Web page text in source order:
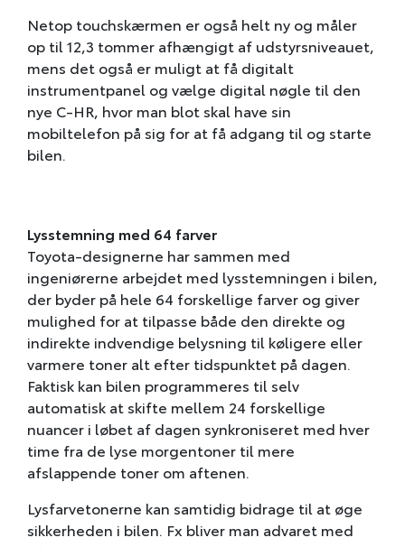
Netop touchskærmen er også helt ny og måler
op til 12,3 tommer afhængigt af udstyrsniveauet,
mens det også er muligt at få digitalt
instrumentpanel og vælge digital nøgle til den
nye C-HR, hvor man blot skal have sin
mobiltelefon på sig for at få adgang til og starte
bilen.
Lysstemning med 64 farver
Toyota-designerne har sammen med
ingeniørerne arbejdet med lysstemningen i bilen,
der byder på hele 64 forskellige farver og giver
mulighed for at tilpasse både den direkte og
indirekte indvendige belysning til køligere eller
varmere toner alt efter tidspunktet på dagen.
Faktisk kan bilen programmeres til selv
automatisk at skifte mellem 24 forskellige
nuancer i løbet af dagen synkroniseret med hver
time fra de lyse morgentoner til mere
afslappende toner om aftenen.
Lysfarvetonerne kan samtidig bidrage til at øge
sikkerheden i bilen. Fx bliver man advaret med